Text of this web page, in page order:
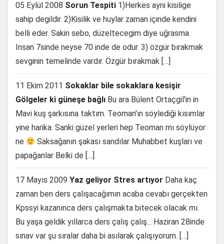
05 Eylül 2008 Sorun Tespiti 1)Herkes ayni kisilige
sahip degildir. 2)Kisilik ve huylar zaman içinde kendini
belli eder. Sakin sebo, düzeltecegim diye uğrasma.
Insan 7sinde neyse 70 inde de odur. 3) özgür bırakmak
sevginin temelinde vardır. Özgür bırakmak […]
11 Ekim 2011 Sokaklar bile sokaklara kesişir
Gölgeler ki güneşe bağlı Bu ara Bülent Ortaçgil'in in
Mavi kuş şarkısına taktım. Teoman'ın söylediği kısımlar
yine harika. Sanki güzel yerleri hep Teoman mı söylüyor
ne
Saksağanın şakası sandılar Muhabbet kuşları ve
papağanlar Belki de […]
17 Mayıs 2009 Yaz geliyor Stres artıyor Daha kaç
zaman ben ders çalışacağımın acaba cevabı gerçekten
Kpssyi kazanınca ders çalışmakta bitecek olacak mı.
Bu yaşa geldik yıllarca ders çalış çalış... Haziran 28inde
sınav var şu sıralar daha bi asılarak çalışıyorum. […]